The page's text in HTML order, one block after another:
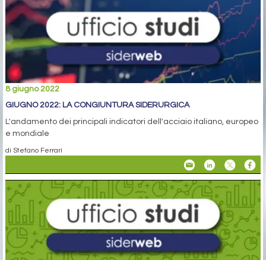
8 giugno 2022
GIUGNO 2022: LA CONGIUNTURA SIDERURGICA
L'andamento dei principali indicatori dell'acciaio italiano, europeo
e mondiale
di Stefano Ferrari